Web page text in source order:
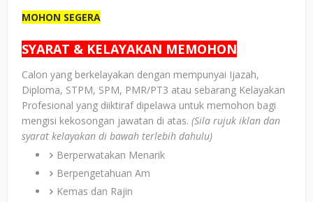
MOHON SEGERA
SYARAT & KELAYAKAN MEMOHON
Calon yang berkelayakan dengan mempunyai Ijazah,
Diploma, STPM, SPM, PMR/PT3 atau sebarang Kelayakan
Profesional yang diiktiraf dipelawa untuk memohon bagi
mengisi kekosongan jawatan di atas. (Sila rujuk iklan dan
syarat kelayakan di bawah terlebih dahulu)
Berperwatakan Menarik
Berpengetahuan Am
Kemas dan Rajin